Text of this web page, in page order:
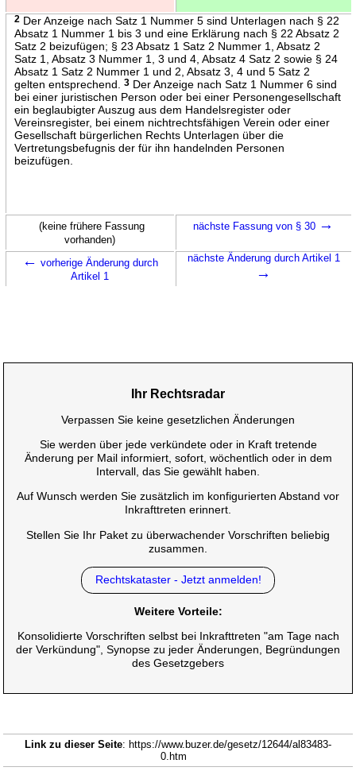
2Der Anzeige nach Satz 1 Nummer 5 sind Unterlagen nach § 22
Absatz 1 Nummer 1 bis 3 und eine Erklärung nach § 22 Absatz 2
Satz 2 beizufügen; § 23 Absatz 1 Satz 2 Nummer 1, Absatz 2
Satz 1, Absatz 3 Nummer 1, 3 und 4, Absatz 4 Satz 2 sowie § 24
Absatz 1 Satz 2 Nummer 1 und 2, Absatz 3, 4 und 5 Satz 2
gelten entsprechend.
3Der Anzeige nach Satz 1 Nummer 6 sind
bei einer juristischen Person oder bei einer Personengesellschaft
ein beglaubigter Auszug aus dem Handelsregister oder
Vereinsregister, bei einem nichtrechtsfähigen Verein oder einer
Gesellschaft bürgerlichen Rechts Unterlagen über die
Vertretungsbefugnis der für ihn handelnden Personen
beizufügen.
(keine frühere Fassung
vorhanden)
nächste Fassung von § 30 →
← vorherige Änderung durch
Artikel 1
nächste Änderung durch Artikel 1
→
Ihr Rechtsradar
Verpassen Sie keine gesetzlichen Änderungen
Sie werden über jede verkündete oder in Kraft tretende
Änderung per Mail informiert, sofort, wöchentlich oder in dem
Intervall, das Sie gewählt haben.
Auf Wunsch werden Sie zusätzlich im konfigurierten Abstand vor
Inkrafttreten erinnert.
Stellen Sie Ihr Paket zu überwachender Vorschriften beliebig
zusammen.
Rechtskataster - Jetzt anmelden!
Weitere Vorteile:
Konsolidierte Vorschriften selbst bei Inkrafttreten "am Tage nach
der Verkündung", Synopse zu jeder Änderungen, Begründungen
des Gesetzgebers
Link zu dieser Seite: https://www.buzer.de/gesetz/12644/al83483-
0.htm